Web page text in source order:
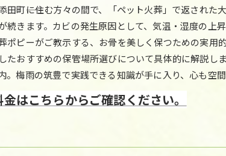
田町――に住む方々の間で、「ペット火葬」で返され
続きます。カビの発生原因として、気温・湿度の
ポピーがご教示する、お骨を美しく保つための実用
たおすすめの保管場所選びについて具体的に解説
。梅雨の筑豊で実践できる知識が手に入り、心も空間
はこちらからご確認ください。